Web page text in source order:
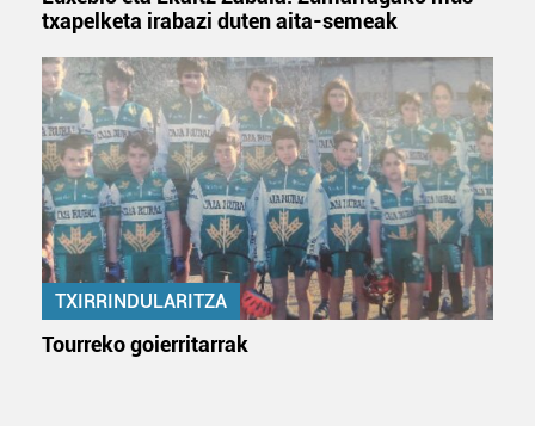
txapelketa irabazi duten aita-semeak
TXIRRINDULARITZA
Tourreko goierritarrak